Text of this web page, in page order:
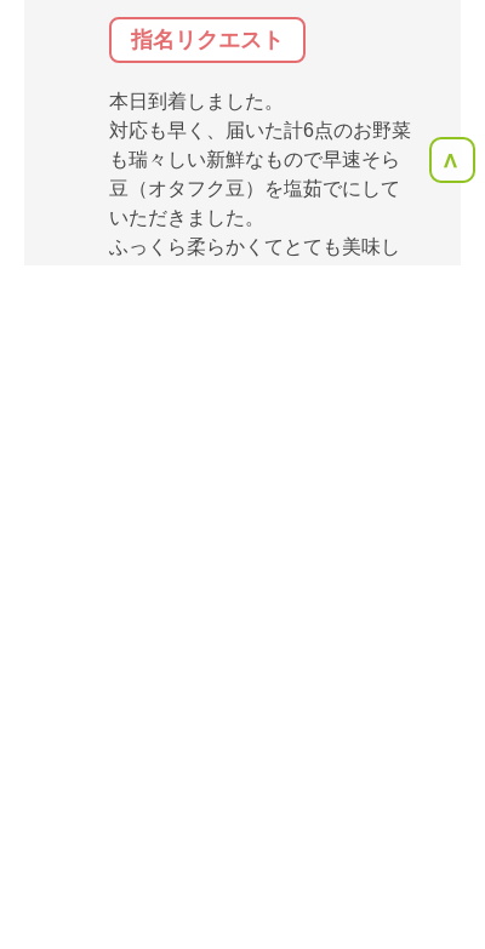
指名リクエスト
本日到着しました。
対応も早く、届いた計6点のお野菜
も瑞々しい新鮮なもので早速そら
豆（オタフク豆）を塩茹でにして
いただきました。
ふっくら柔らかくてとても美味し
<